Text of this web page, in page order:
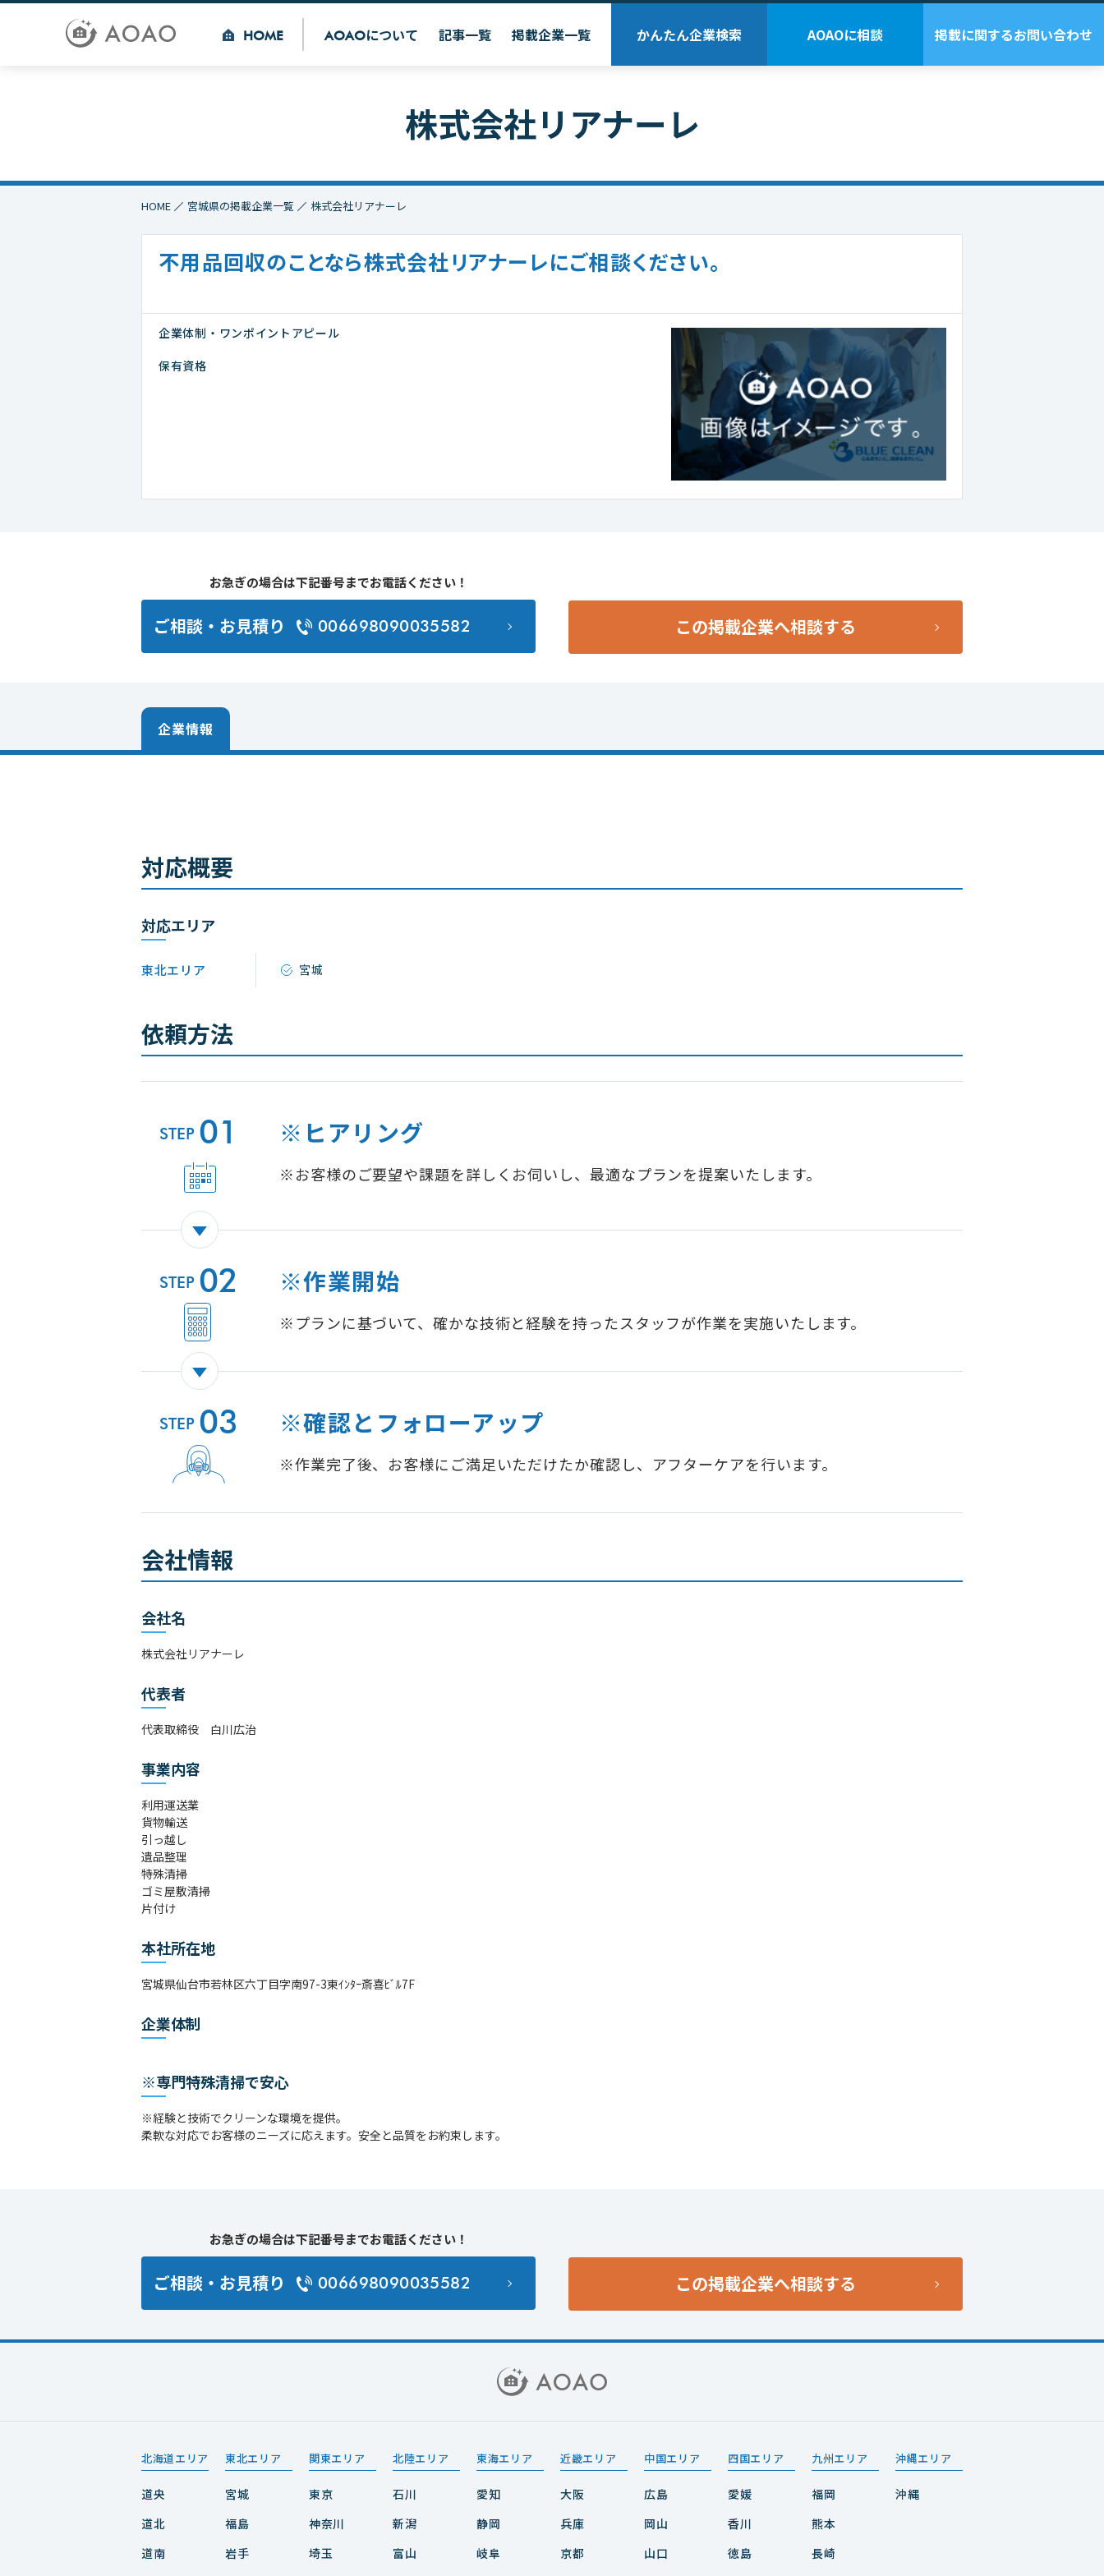
HOME AOAOについて 記事一覧 掲載企業一覧 かんたん企業検索 AOAOに相談 掲載に関するお問い合わせ
株式会社リアナーレ
HOME 宮城県の掲載企業一覧 株式会社リアナーレ
不用品回収のことなら株式会社リアナーレにご相談ください。
企業体制・ワンポイントアピール
保有資格
お急ぎの場合は下記番号までお電話ください！
ご相談・お見積り 006698090035582 この掲載企業へ相談する
企業情報
対応概要
対応エリア
東北エリア 宮城
依頼方法
STEP 01 ※ヒアリング
※お客様のご要望や課題を詳しくお伺いし、最適なプランを提案いたします。
STEP 02 ※作業開始
※プランに基づいて、確かな技術と経験を持ったスタッフが作業を実施いたします。
STEP 03 ※確認とフォローアップ
※作業完了後、お客様にご満足いただけたか確認し、アフターケアを行います。
会社情報
会社名
株式会社リアナーレ
代表者
代表取締役 白川広治
事業内容
利用運送業
貨物輸送
引っ越し
遺品整理
特殊清掃
ゴミ屋敷清掃
片付け
本社所在地
宮城県仙台市若林区六丁目字南97-3東ｲﾝﾀｰ斎喜ﾋﾞﾙ7F
企業体制
※専門特殊清掃で安心
※経験と技術でクリーンな環境を提供。
柔軟な対応でお客様のニーズに応えます。安全と品質をお約束します。
お急ぎの場合は下記番号までお電話ください！
ご相談・お見積り 006698090035582 この掲載企業へ相談する
北海道エリア
道央
道北
道南
東北エリア
宮城
福島
岩手
関東エリア
東京
神奈川
埼玉
北陸エリア
石川
新潟
富山
東海エリア
愛知
静岡
岐阜
近畿エリア
大阪
兵庫
京都
中国エリア
広島
岡山
山口
四国エリア
愛媛
香川
徳島
九州エリア
福岡
熊本
長崎
沖縄エリア
沖縄